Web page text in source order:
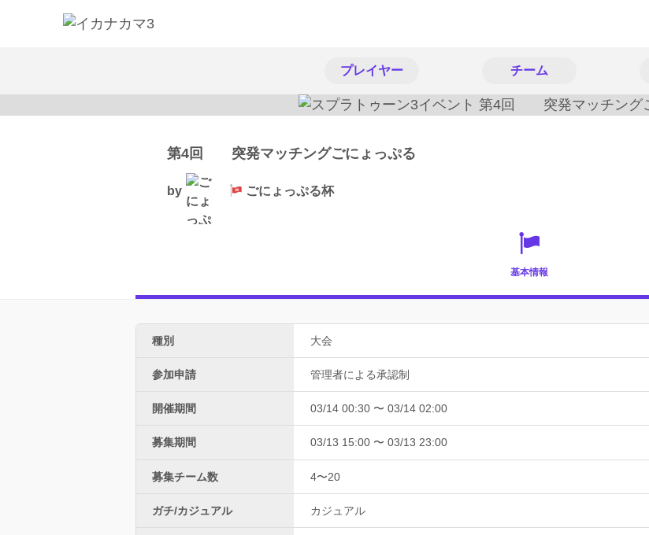
プレイヤー チーム
第4回 突発マッチングごにょっぷる
by ごにょっぷる杯
基本情報
種別 大会
参加申請 管理者による承認制
開催期間 03/14 00:30 〜 03/14 02:00
募集期間 03/13 15:00 〜 03/13 23:00
募集チーム数 4〜20
ガチ/カジュアル カジュアル